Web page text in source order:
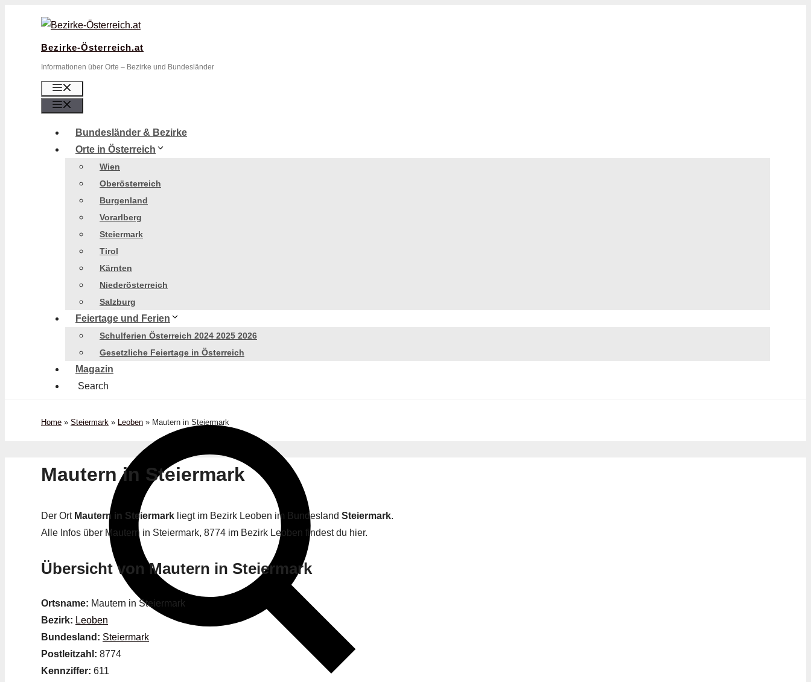
Bezirke-Österreich.at
Informationen über Orte – Bezirke und Bundesländer
Bundesländer & Bezirke
Orte in Österreich
Wien
Oberösterreich
Burgenland
Vorarlberg
Steiermark
Tirol
Kärnten
Niederösterreich
Salzburg
Feiertage und Ferien
Schulferien Österreich 2024 2025 2026
Gesetzliche Feiertage in Österreich
Magazin
Search
Home » Steiermark » Leoben » Mautern in Steiermark
Mautern in Steiermark
Der Ort Mautern in Steiermark liegt im Bezirk Leoben im Bundesland Steiermark.
Alle Infos über Mautern in Steiermark, 8774 im Bezirk Leoben findest du hier.
Übersicht von Mautern in Steiermark
Ortsname: Mautern in Steiermark
Bezirk: Leoben
Bundesland: Steiermark
Postleitzahl: 8774
Kennziffer: 611